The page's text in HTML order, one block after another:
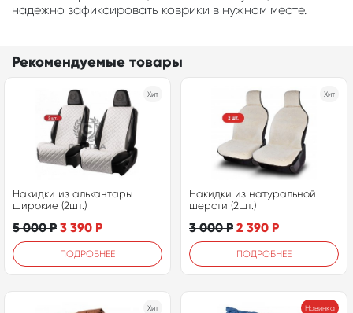
надежно зафиксировать коврики в нужном месте.
Рекомендуемые товары
Хит
Накидки из алькантары
широкие (2шт.)
5 000Р 3 390 Р
ПОДРОБНЕЕ
Хит
Накидки из натуральной
шерсти (2шт.)
3 000Р 2 390 Р
ПОДРОБНЕЕ
Хит Новинка